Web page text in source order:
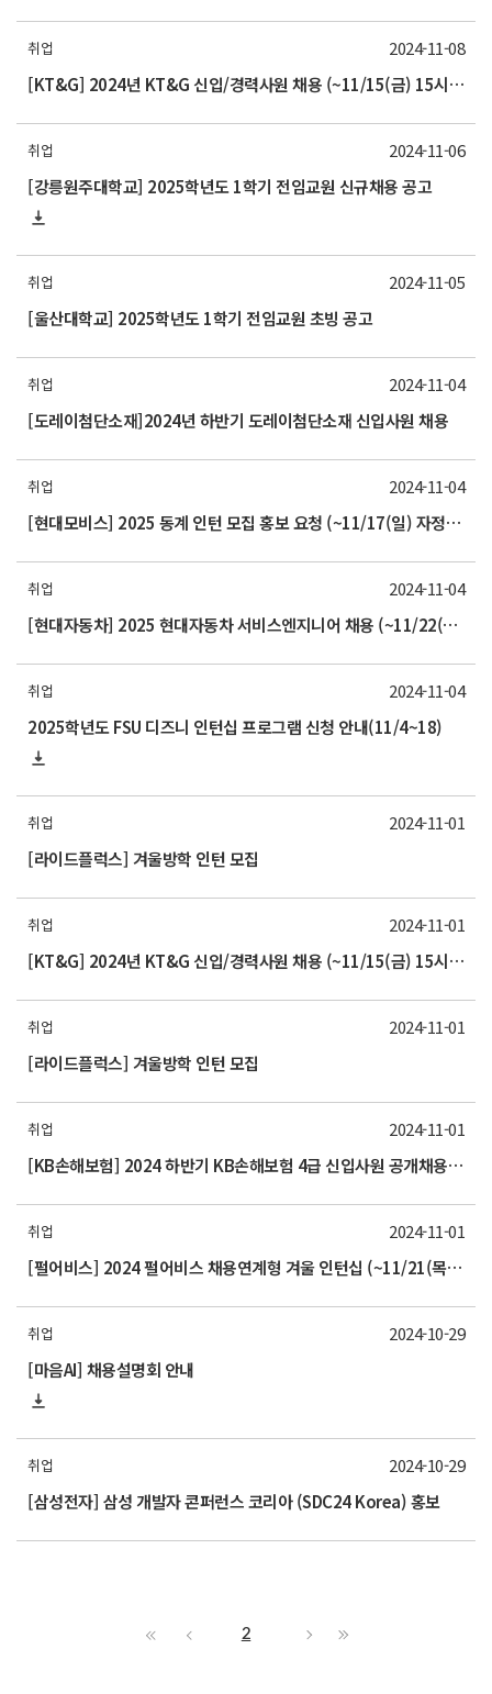
취업
[KT&G] 2024년 KT&G 신입/경력사원 채용 (~11/15(금) 15시까지)
2024-11-08
취업
[강릉원주대학교] 2025학년도 1학기 전임교원 신규채용 공고
2024-11-06
취업
[울산대학교] 2025학년도 1학기 전임교원 초빙 공고
2024-11-05
취업
[도레이첨단소재]2024년 하반기 도레이첨단소재 신입사원 채용
2024-11-04
취업
[현대모비스] 2025 동계 인턴 모집 홍보 요청 (~11/17(일) 자정까지)
2024-11-04
취업
[현대자동차] 2025 현대자동차 서비스엔지니어 채용 (~11/22(금) 17시까지)
2024-11-04
취업
2025학년도 FSU 디즈니 인턴십 프로그램 신청 안내(11/4~18)
2024-11-04
취업
[라이드플럭스] 겨울방학 인턴 모집
2024-11-01
취업
[KT&G] 2024년 KT&G 신입/경력사원 채용 (~11/15(금) 15시까지)
2024-11-01
취업
[라이드플럭스] 겨울방학 인턴 모집
2024-11-01
취업
[KB손해보험] 2024 하반기 KB손해보험 4급 신입사원 공개채용 (~11/13(수) 23시까지)
2024-11-01
취업
[펄어비스] 2024 펄어비스 채용연계형 겨울 인턴십 (~11/21(목) 16시까지)
2024-11-01
취업
[마음AI] 채용설명회 안내
2024-10-29
취업
[삼성전자] 삼성 개발자 콘퍼런스 코리아 (SDC24 Korea) 홍보
2024-10-29
2